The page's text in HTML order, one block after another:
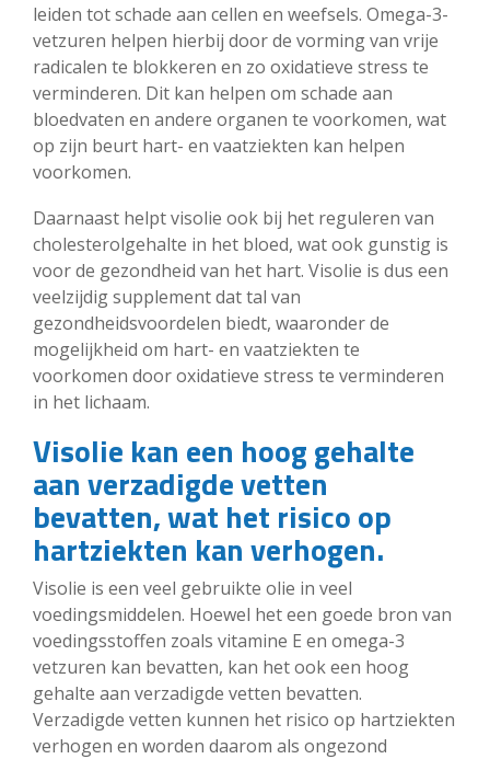
leiden tot schade aan cellen en weefsels. Omega-3-
vetzuren helpen hierbij door de vorming van vrije
radicalen te blokkeren en zo oxidatieve stress te
verminderen. Dit kan helpen om schade aan
bloedvaten en andere organen te voorkomen, wat
op zijn beurt hart- en vaatziekten kan helpen
voorkomen.
Daarnaast helpt visolie ook bij het reguleren van
cholesterolgehalte in het bloed, wat ook gunstig is
voor de gezondheid van het hart. Visolie is dus een
veelzijdig supplement dat tal van
gezondheidsvoordelen biedt, waaronder de
mogelijkheid om hart- en vaatziekten te
voorkomen door oxidatieve stress te verminderen
in het lichaam.
Visolie kan een hoog gehalte
aan verzadigde vetten
bevatten, wat het risico op
hartziekten kan verhogen.
Visolie is een veel gebruikte olie in veel
voedingsmiddelen. Hoewel het een goede bron van
voedingsstoffen zoals vitamine E en omega-3
vetzuren kan bevatten, kan het ook een hoog
gehalte aan verzadigde vetten bevatten.
Verzadigde vetten kunnen het risico op hartziekten
verhogen en worden daarom als ongezond